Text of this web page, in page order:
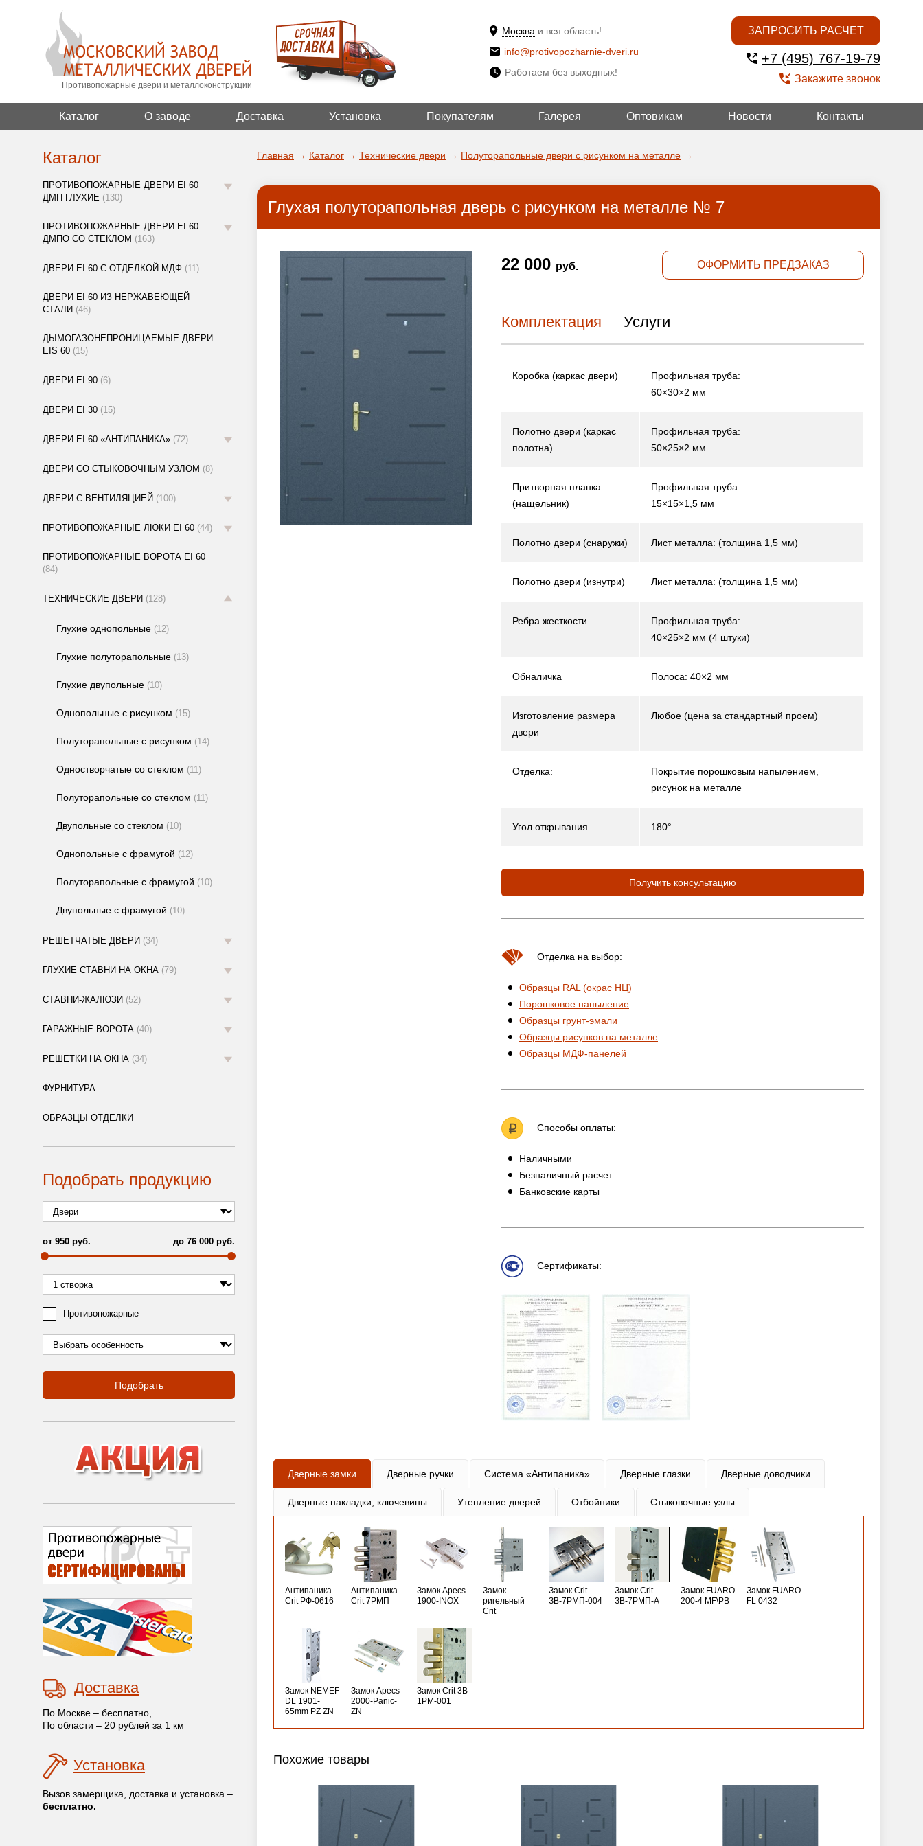
Противопожарные двери и металлоконструкции
Москва и вся область!
ДА!
ВЫБРАТЬ ДРУГОЙ
info@protivopozharnie-dveri.ru
Работаем без выходных!
ЗАПРОСИТЬ РАСЧЕТ
+7 (495) 767-19-79
Закажите звонок
Каталог О заводе Доставка Установка Покупателям Галерея Оптовикам Новости Контакты
Каталог
ПРОТИВОПОЖАРНЫЕ ДВЕРИ EI 60
ДМП ГЛУХИЕ (130)
ПРОТИВОПОЖАРНЫЕ ДВЕРИ EI 60
ДМПО СО СТЕКЛОМ (163)
ДВЕРИ EI 60 С ОТДЕЛКОЙ МДФ (11)
ДВЕРИ EI 60 ИЗ НЕРЖАВЕЮЩЕЙ
СТАЛИ (46)
ДЫМОГАЗОНЕПРОНИЦАЕМЫЕ ДВЕРИ
EIS 60 (15)
ДВЕРИ EI 90 (6)
ДВЕРИ EI 30 (15)
ДВЕРИ EI 60 «АНТИПАНИКА» (72)
ДВЕРИ СО СТЫКОВОЧНЫМ УЗЛОМ (8)
ДВЕРИ С ВЕНТИЛЯЦИЕЙ (100)
ПРОТИВОПОЖАРНЫЕ ЛЮКИ EI 60 (44)
ПРОТИВОПОЖАРНЫЕ ВОРОТА EI 60
(84)
ТЕХНИЧЕСКИЕ ДВЕРИ (128)
Глухие однопольные (12)
Глухие полуторапольные (13)
Глухие двупольные (10)
Однопольные с рисунком (15)
Полуторапольные с рисунком (14)
Одностворчатые со стеклом (11)
Полуторапольные со стеклом (11)
Двупольные со стеклом (10)
Однопольные с фрамугой (12)
Полуторапольные с фрамугой (10)
Двупольные с фрамугой (10)
РЕШЕТЧАТЫЕ ДВЕРИ (34)
ГЛУХИЕ СТАВНИ НА ОКНА (79)
СТАВНИ-ЖАЛЮЗИ (52)
ГАРАЖНЫЕ ВОРОТА (40)
РЕШЕТКИ НА ОКНА (34)
ФУРНИТУРА
ОБРАЗЦЫ ОТДЕЛКИ
Подобрать продукцию
от 950 руб. до 76 000 руб.
Противопожарные
Подобрать
Доставка
По Москве – бесплатно,
По области – 20 рублей за 1 км
Установка
Вызов замерщика, доставка и установка –
бесплатно.
Главная → Каталог → Технические двери → Полуторапольные двери с рисунком на металле →
Глухая полуторапольная дверь с рисунком на металле № 7
22 000 руб. ОФОРМИТЬ ПРЕДЗАКАЗ
Комплектация Услуги
Коробка (каркас двери)
Профильная труба:
60×30×2 мм
Полотно двери (каркас
полотна)
Профильная труба:
50×25×2 мм
Притворная планка
(нащельник)
Профильная труба:
15×15×1,5 мм
Полотно двери (снаружи) Лист металла: (толщина 1,5 мм)
Полотно двери (изнутри) Лист металла: (толщина 1,5 мм)
Ребра жесткости
Профильная труба:
40×25×2 мм (4 штуки)
Обналичка Полоса: 40×2 мм
Изготовление размера
двери
Любое (цена за стандартный проем)
Отделка:
Покрытие порошковым напылением,
рисунок на металле
Угол открывания 180°
Получить консультацию
Отделка на выбор:
Образцы RAL (окрас НЦ)
Порошковое напыление
Образцы грунт-эмали
Образцы рисунков на металле
Образцы МДФ-панелей
Способы оплаты:
Наличными
Безналичный расчет
Банковские карты
Сертификаты:
Дверные замки Дверные ручки Система «Антипаника» Дверные глазки Дверные доводчики
Дверные накладки, ключевины Утепление дверей Отбойники Стыковочные узлы
Антипаника
Crit РФ-0616
Антипаника
Crit 7РМП
Замок Apecs
1900-INOX
Замок
ригельный
Crit
Замок Crit
ЗВ-7РМП-004
Замок Crit
ЗВ-7РМП-А
Замок FUARO
200-4 MF\РВ
Замок FUARO
FL 0432
Замок NEMEF
DL 1901-
65mm PZ ZN
Замок Apecs
2000-Panic-
ZN
Замок Crit 3B-
1PM-001
Похожие товары